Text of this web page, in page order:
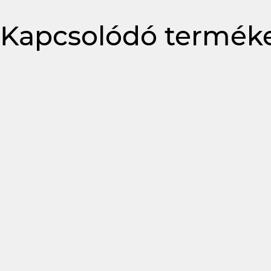
Kapcsolódó